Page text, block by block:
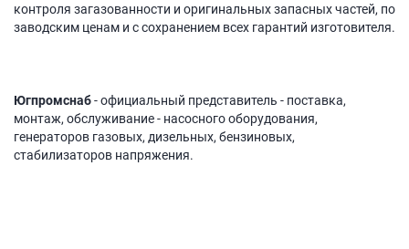
контроля загазованности и оригинальных запасных частей, по
заводским ценам и с сохранением всех гарантий изготовителя.
Югпромснаб- официальный представитель - поставка,
монтаж, обслуживание - насосного оборудования,
генераторов газовых, дизельных, бензиновых,
стабилизаторов напряжения.